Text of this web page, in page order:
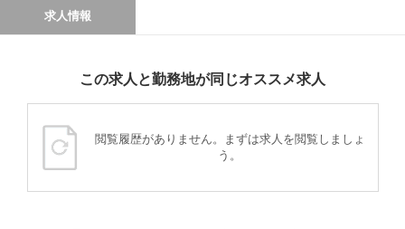
求人情報
この求人と勤務地が同じオススメ求人
閲覧履歴がありません。まずは求人を閲覧しましょ
う。